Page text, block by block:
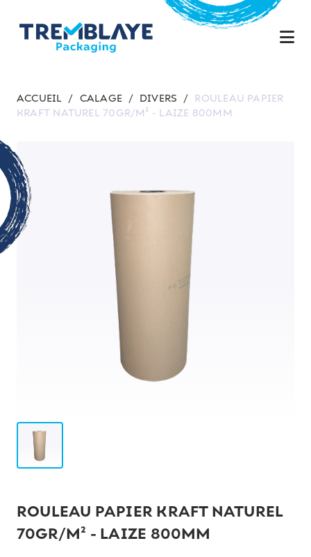
ACCUEIL / CALAGE / DIVERS /
ROULEAU PAPIER
KRAFT NATUREL 70GR/M² - LAIZE 800MM
ROULEAU PAPIER KRAFT NATUREL
70GR/M² - LAIZE 800MM